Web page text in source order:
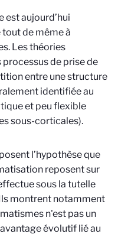
est aujourd’hui
de même à
Les théories
de prise de
entre une structure
identifiée au
et peu flexible
sous-corticales).
l’hypothèse que
reposent sur
sous la tutelle
montrent notamment
n'est pas un
évolutif lié au